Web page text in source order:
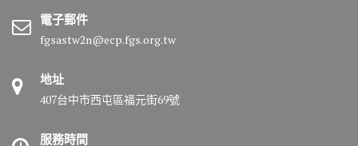
電子郵件
fgsastw2n@ecp.fgs.org.tw
地址
407台中市西屯區福元街69號
服務時間